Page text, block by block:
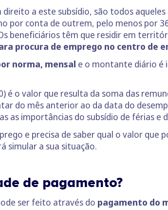
a este subsídio, são todos
por conta de outrem, pelo menos por
beneficiários têm que residir em
procura de emprego no centro de
norma, mensal e o montante diário é
é o valor que resulta da soma das
do mês anterior ao da data do
as importâncias do subsídio de férias
e precisa de saber qual o valor que
simular a sua situação.
de pagamento?
ser feito através do pagamento do